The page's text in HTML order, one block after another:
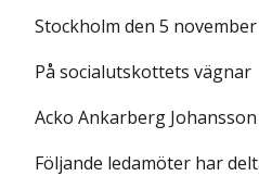
Stockholm den 5 november
På socialutskottets vägnar
Acko Ankarberg Johansson
Följande ledamöter har